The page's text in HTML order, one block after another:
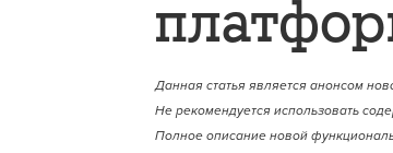
Данная статья является анонсом
Не рекомендуется использовать
Полное описание новой